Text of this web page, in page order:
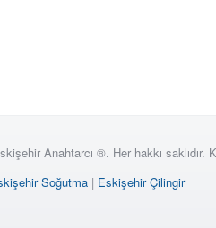
Anahtarcı ®. Her hakkı
Soğutma | Eskişehir Çilingir